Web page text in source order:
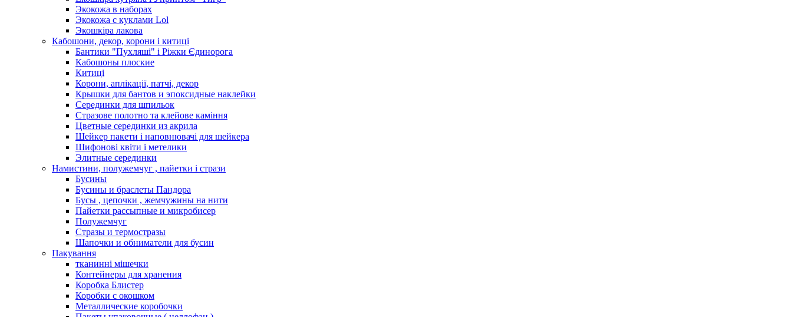
Экокожа в наборах
Экокожа с куклами Lol
Экошкiра лакова
Кабошони, декор, корони і китиці
Бантики "Пухляші" і Ріжки Єдинорога
Кабошоны плоские
Китиці
Корони, аплікації, патчі, декор
Крышки для бантов и эпоксидные наклейки
Серединки для шпильок
Стразове полотно та клейове каміння
Цветные серединки из акрила
Шейкер пакети і наповнювачі для шейкера
Шифонові квіти і метелики
Элитные серединки
Намистини, полужемчуг , пайетки і стрази
Бусины
Бусины и браслеты Пандора
Бусы , цепочки , жемчужины на нити
Пайетки рассыпные и микробисер
Полужемчуг
Стразы и термостразы
Шапочки и обниматели для бусин
Пакування
тканинні мішечки
Контейнеры для хранения
Коробка Блистер
Коробки с окошком
Металлические коробочки